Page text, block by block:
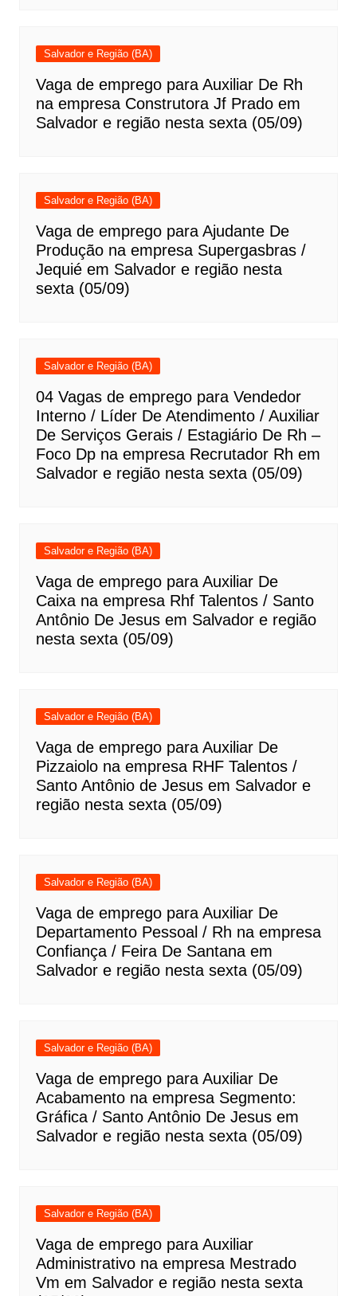
Salvador e Região (BA)
Vaga de emprego para Auxiliar De Rh
na empresa Construtora Jf Prado em
Salvador e região nesta sexta (05/09)
Salvador e Região (BA)
Vaga de emprego para Ajudante De
Produção na empresa Supergasbras /
Jequié em Salvador e região nesta
sexta (05/09)
Salvador e Região (BA)
04 Vagas de emprego para Vendedor
Interno / Líder De Atendimento / Auxiliar
De Serviços Gerais / Estagiário De Rh –
Foco Dp na empresa Recrutador Rh em
Salvador e região nesta sexta (05/09)
Salvador e Região (BA)
Vaga de emprego para Auxiliar De
Caixa na empresa Rhf Talentos / Santo
Antônio De Jesus em Salvador e região
nesta sexta (05/09)
Salvador e Região (BA)
Vaga de emprego para Auxiliar De
Pizzaiolo na empresa RHF Talentos /
Santo Antônio de Jesus em Salvador e
região nesta sexta (05/09)
Salvador e Região (BA)
Vaga de emprego para Auxiliar De
Departamento Pessoal / Rh na empresa
Confiança / Feira De Santana em
Salvador e região nesta sexta (05/09)
Salvador e Região (BA)
Vaga de emprego para Auxiliar De
Acabamento na empresa Segmento:
Gráfica / Santo Antônio De Jesus em
Salvador e região nesta sexta (05/09)
Salvador e Região (BA)
Vaga de emprego para Auxiliar
Administrativo na empresa Mestrado
Vm em Salvador e região nesta sexta